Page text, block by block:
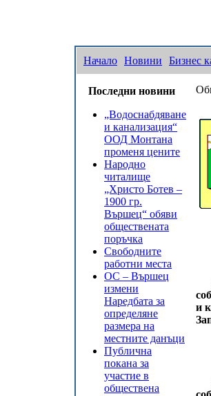
Начало Новини Бизнес
Последни новини
„Водоснабдяване
и канализация“
ООД Монтана
променя цените
Народно
читалище
„Христо Ботев –
1900 гр.
Вършец“ обяви
обществената
поръчка
Свободните
работни места
ОС – Вършец
измени
Наредбата за
определяне
размера на
местните данъци
Публична
покана за
участие в
обществена
и